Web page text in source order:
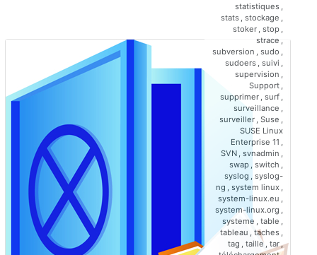
statistiques ,
stats , stockage ,
stoker , stop ,
strace ,
subversion , sudo ,
sudoers , suivi ,
supervision ,
Support ,
supprimer , surf ,
surveillance ,
surveiller , Suse ,
SUSE Linux
Enterprise 11 ,
SVN , svnadmin ,
swap , switch ,
syslog , syslog-
ng , system linux ,
system-linux.eu ,
system-linux.org ,
systeme , table ,
tableau , taches ,
tag , taille , tar,